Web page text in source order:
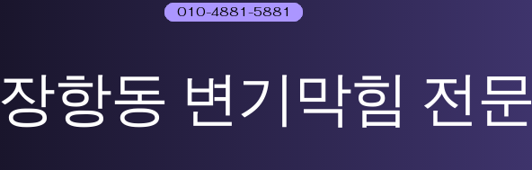
01077786631
장항동 변기막힘 전문
010-4881-5881